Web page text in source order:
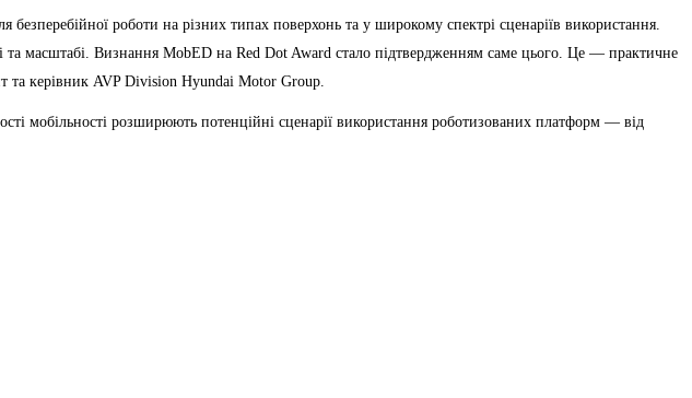
роботи на різних типах поверхонь та у широкому спектрі сценаріїв використання.
масштабі. Визнання MobED на Red Dot Award стало підтвердженням саме цього. Це — практичне
керівник AVP Division Hyundai Motor Group.
мобільності розширюють потенційні сценарії використання роботизованих платформ — від